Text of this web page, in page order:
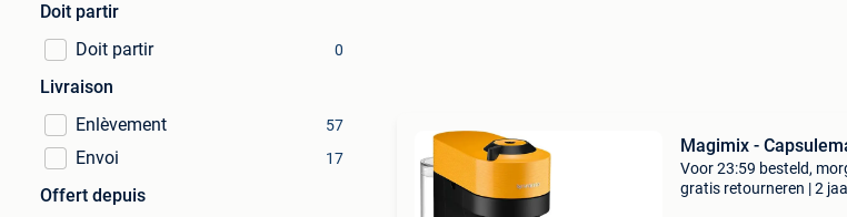
Doit partir
Doit partir
0
Livraison
Enlèvement
57
Envoi 17
Offert depuis
Magimix -
Voor 23:59 besteld,
gratis retourneren | 2